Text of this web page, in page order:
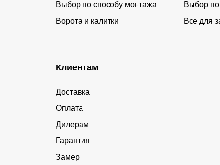
Выбор по способу монтажа
Выбор по
Ворота и калитки
Все для
Клиентам
Доставка
Оплата
Дилерам
Гарантия
Замер